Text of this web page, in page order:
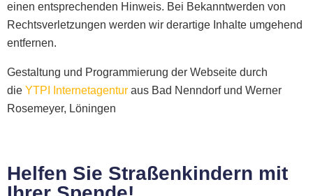
einen entsprechenden Hinweis. Bei Bekanntwerden von
Rechtsverletzungen werden wir derartige Inhalte umgehend
entfernen.
Gestaltung und Programmierung der Webseite durch
die YTPI Internetagentur aus Bad Nenndorf und Werner
Rosemeyer, Löningen
Helfen Sie Straßenkindern mit